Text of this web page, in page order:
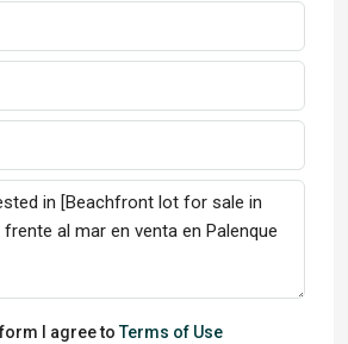
I agree toTerms of Use